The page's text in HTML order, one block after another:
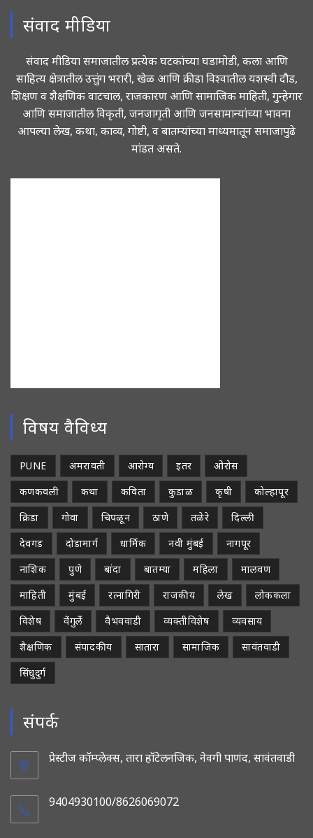
संवाद मीडिया
संवाद मीडिया समाजातील प्रत्येक घटकांच्या घडामोडी, कला आणि
साहित्य क्षेत्रातील उत्तुंग भरारी, खेळ आणि क्रीडा विश्वातील यशस्वी दौड,
शिक्षण व शैक्षणिक वाटचाल, राजकारण आणि सामाजिक माहिती, गुन्हेगार
आणि समाजातील विकृती, जनजागृती आणि जनसामान्यांच्या भावना
आपल्या लेख, कथा, काव्य, गोष्टी, व बातम्यांच्या माध्यमातून समाजापुढे
मांडत असते.
विषय वैविध्य
PUNE अमरावती आरोग्य इतर
ओरोस
कणकवली
कथा कविता कुडाळ कृषी
कोल्हापूर
क्रिडा
गोवा चिपळून ठाणे तळेरे
दिल्ली
देवगड
दोडामार्ग धार्मिक नवी मुंबई
नागपूर
नाशिक
पुणे बांदा बातम्या महिला
मालवण
माहिती
मुंबई रत्नागिरी राजकीय लेख
लोककला
विशेष
वेंगुर्ले वैभववाडी व्यक्तीविशेष
व्यवसाय
शैक्षणिक
संपादकीय सातारा सामाजिक
सावंतवाडी
सिंधुदुर्ग
संपर्क
प्रेस्टीज कॉम्प्लेक्स, तारा हॉटेलनजिक, नेवगी पाणंद, सावंतवाडी
9404930100/8626069072